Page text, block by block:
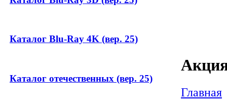
Каталог Blu-Ray 4K (вер. 25)
Каталог отечественных (вер. 25)
Главная